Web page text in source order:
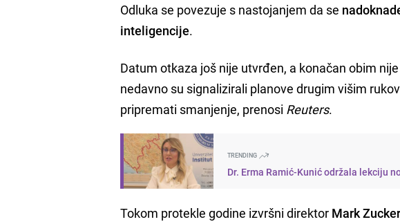
Odluka se povezuje s nastojanjem da se
inteligencije.
Datum otkaza još nije utvrđen, a konačan obim
nedavno su signalizirali planove drugim višim
pripremati smanjenje, prenosi Reuters.
TRENDING
Dr. Erma Ramić-Kunić održala lekciju
Tokom protekle godine izvršni direktor Mark